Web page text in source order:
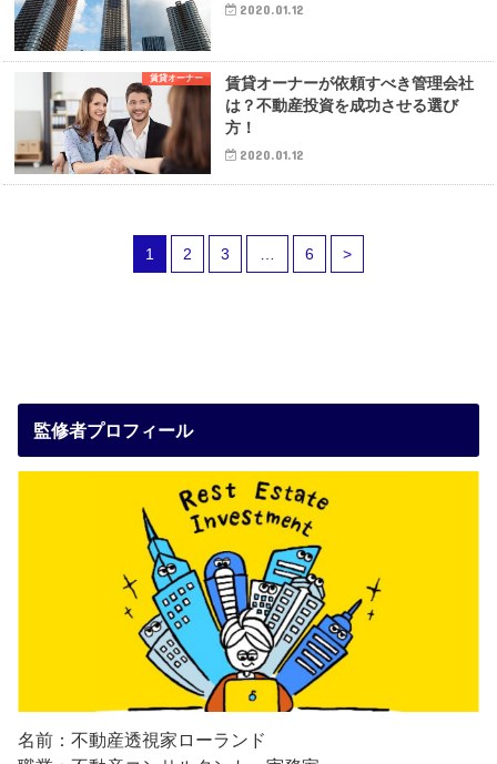
2020.01.12
賃貸オーナー
賃貸オーナーが依頼すべき管理会社
は？不動産投資を成功させる選び
方！
2020.01.12
1 2 3 … 6 >
監修者プロフィール
名前：不動産透視家ローランド